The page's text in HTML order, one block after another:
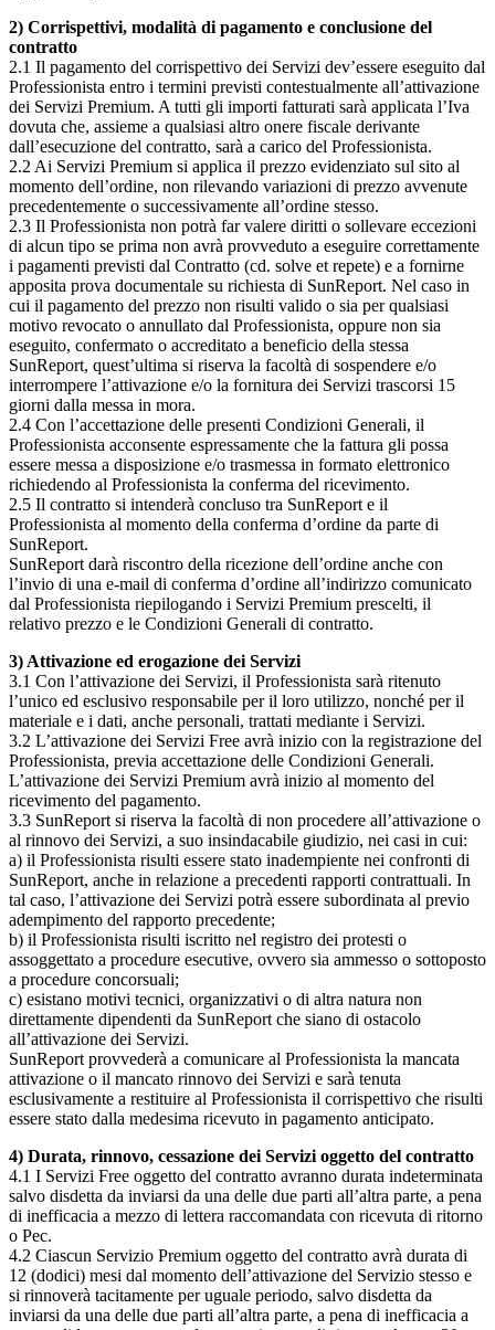
2) Corrispettivi, modalità di pagamento e conclusione del
contratto
2.1 Il pagamento del corrispettivo dei Servizi dev’essere eseguito dal
Professionista entro i termini previsti contestualmente all’attivazione
dei Servizi Premium. A tutti gli importi fatturati sarà applicata l’Iva
dovuta che, assieme a qualsiasi altro onere fiscale derivante
dall’esecuzione del contratto, sarà a carico del Professionista.
2.2 Ai Servizi Premium si applica il prezzo evidenziato sul sito al
momento dell’ordine, non rilevando variazioni di prezzo avvenute
precedentemente o successivamente all’ordine stesso.
2.3 Il Professionista non potrà far valere diritti o sollevare eccezioni
di alcun tipo se prima non avrà provveduto a eseguire correttamente
i pagamenti previsti dal Contratto (cd. solve et repete) e a fornirne
apposita prova documentale su richiesta di SunReport. Nel caso in
cui il pagamento del prezzo non risulti valido o sia per qualsiasi
motivo revocato o annullato dal Professionista, oppure non sia
eseguito, confermato o accreditato a beneficio della stessa
SunReport, quest’ultima si riserva la facoltà di sospendere e/o
interrompere l’attivazione e/o la fornitura dei Servizi trascorsi 15
giorni dalla messa in mora.
2.4 Con l’accettazione delle presenti Condizioni Generali, il
Professionista acconsente espressamente che la fattura gli possa
essere messa a disposizione e/o trasmessa in formato elettronico
richiedendo al Professionista la conferma del ricevimento.
2.5 Il contratto si intenderà concluso tra SunReport e il
Professionista al momento della conferma d’ordine da parte di
SunReport.
SunReport darà riscontro della ricezione dell’ordine anche con
l’invio di una e-mail di conferma d’ordine all’indirizzo comunicato
dal Professionista riepilogando i Servizi Premium prescelti, il
relativo prezzo e le Condizioni Generali di contratto.
3) Attivazione ed erogazione dei Servizi
3.1 Con l’attivazione dei Servizi, il Professionista sarà ritenuto
l’unico ed esclusivo responsabile per il loro utilizzo, nonché per il
materiale e i dati, anche personali, trattati mediante i Servizi.
3.2 L’attivazione dei Servizi Free avrà inizio con la registrazione del
Professionista, previa accettazione delle Condizioni Generali.
L’attivazione dei Servizi Premium avrà inizio al momento del
ricevimento del pagamento.
3.3 SunReport si riserva la facoltà di non procedere all’attivazione o
al rinnovo dei Servizi, a suo insindacabile giudizio, nei casi in cui:
a) il Professionista risulti essere stato inadempiente nei confronti di
SunReport, anche in relazione a precedenti rapporti contrattuali. In
tal caso, l’attivazione dei Servizi potrà essere subordinata al previo
adempimento del rapporto precedente;
b) il Professionista risulti iscritto nel registro dei protesti o
assoggettato a procedure esecutive, ovvero sia ammesso o sottoposto
a procedure concorsuali;
c) esistano motivi tecnici, organizzativi o di altra natura non
direttamente dipendenti da SunReport che siano di ostacolo
all’attivazione dei Servizi.
SunReport provvederà a comunicare al Professionista la mancata
attivazione o il mancato rinnovo dei Servizi e sarà tenuta
esclusivamente a restituire al Professionista il corrispettivo che risulti
essere stato dalla medesima ricevuto in pagamento anticipato.
4) Durata, rinnovo, cessazione dei Servizi oggetto del contratto
4.1 I Servizi Free oggetto del contratto avranno durata indeterminata
salvo disdetta da inviarsi da una delle due parti all’altra parte, a pena
di inefficacia a mezzo di lettera raccomandata con ricevuta di ritorno
o Pec.
4.2 Ciascun Servizio Premium oggetto del contratto avrà durata di
12 (dodici) mesi dal momento dell’attivazione del Servizio stesso e
si rinnoverà tacitamente per uguale periodo, salvo disdetta da
inviarsi da una delle due parti all’altra parte, a pena di inefficacia a